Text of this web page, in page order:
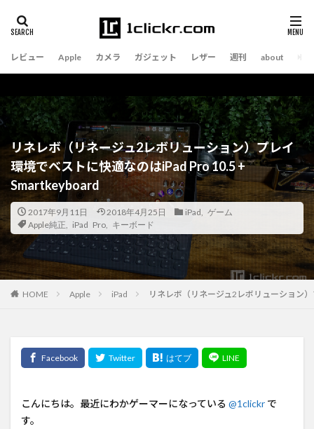
レビュー Apple カメラ ガジェット レザー 週刊 about
リネレボ（リネージュ2レボリューション）プレイ
環境でベストに快適なのはiPad Pro 10.5 +
Smartkeyboard
2017年9月11日 2018年4月25日 iPad
ゲーム
Apple純正
iPad Pro, キーボード
HOME Apple iPad リネレボ（リネージュ2レボリューション
こんにちは。最近にわかゲーマーになっている @1clickr で
す。